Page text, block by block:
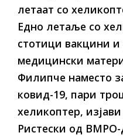
летаат со
Едно летаље со
стотици вакцини и
медицински
Филипче наместо
ковид-19, пари
хеликоптер,
Ристески од